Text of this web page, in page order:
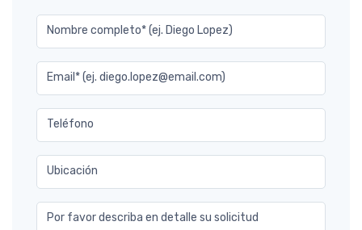
Nombre completo* (ej. Diego Lopez)
Email* (ej. diego.lopez@email.com)
Teléfono
Ubicación
Por favor describa en detalle su solicitud